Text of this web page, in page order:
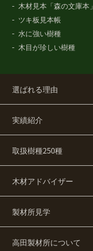
木材見本「森の文庫本」
ツキ板見本帳
水に強い樹種
木目が珍しい樹種
選ばれる理由
実績紹介
取扱樹種250種
木材アドバイザー
製材所見学
高田製材所について